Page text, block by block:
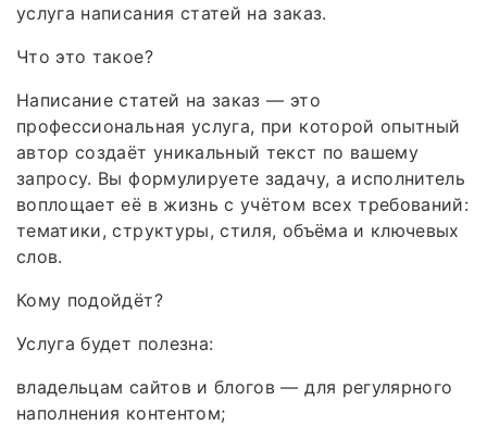
услуга написания статей на заказ.
Что это такое?
Написание статей на заказ — это
профессиональная услуга, при которой опытный
автор создаёт уникальный текст по вашему
запросу. Вы формулируете задачу, а исполнитель
воплощает её в жизнь с учётом всех требований:
тематики, структуры, стиля, объёма и ключевых
слов.
Кому подойдёт?
Услуга будет полезна:
владельцам сайтов и блогов — для регулярного
наполнения контентом;